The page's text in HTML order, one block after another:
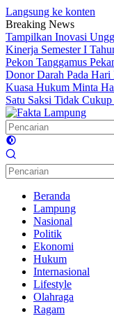
Langsung ke konten
Breaking News
Tampilkan Inovasi
Kinerja Semester I
Pekon Tanggamus
Donor Darah Pada
Kuasa Hukum Minta
Satu Saksi Tidak
Beranda
Lampung
Nasional
Politik
Ekonomi
Hukum
Internasional
Lifestyle
Olahraga
Ragam